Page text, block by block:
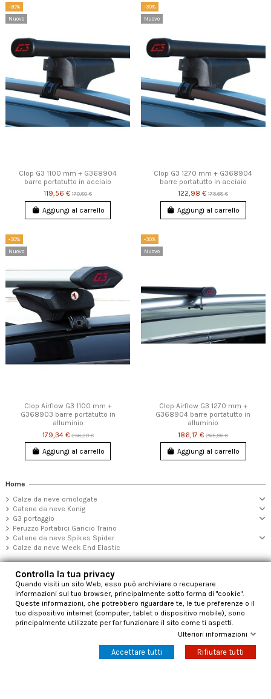
-30%
Nuovo
Clop G3 1100 mm + G368904
barre portatutto in acciaio
119,56 €170,80 €
Aggiungi al carrello
-30%
Nuovo
Clop G3 1270 mm + G368904
barre portatutto in acciaio
122,98 €175,68 €
Aggiungi al carrello
-30%
Nuovo
Clop Airflow G3 1100 mm +
G368903 barre portatutto in
alluminio
179,34 €256,20 €
Aggiungi al carrello
-30%
Nuovo
Clop Airflow G3 1270 mm +
G368904 barre portatutto in
alluminio
186,17 €265,96 €
Aggiungi al carrello
Home
Calze da neve omologate
Catene da neve Konig
G3 portaggio
Peruzzo Portabici Gancio Traino
Catene da neve Spikes Spider
Calze da neve Week End Elastic
Ricevi le ultime notizie e aggiornamenti
Puoi annullare l'iscrizione in ogni momento. A questo scopo, cerca le info di contatto nelle note
legali.
Controlla la tua privacy
Quando visiti un sito Web, esso può archiviare o recuperare
informazioni sul tuo browser, principalmente sotto forma di "cookie".
Queste informazioni, che potrebbero riguardare te, le tue preferenze o il
tuo dispositivo internet (computer, tablet o dispositivo mobile), sono
principalmente utilizzate per far funzionare il sito come ti aspetti.
Ulteriori informazioni
Accettare tutti Rifiutare tutti